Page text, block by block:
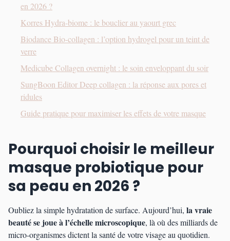
en 2026 ?
Korres Hydra-biome : le bouclier au yaourt grec
Biodance Bio-collagen : l’option hydrogel pour un teint de
verre
Medicube Collagen overnight : le soin enveloppant du soir
SungBoon Editor Deep collagen : la réponse aux pores et
ridules
Guide pratique pour maximiser les effets de votre masque
Pourquoi choisir le meilleur
masque probiotique pour
sa peau en 2026 ?
Oubliez la simple hydratation de surface. Aujourd’hui, la vraie
beauté se joue à l’échelle microscopique, là où des milliards de
micro-organismes dictent la santé de votre visage au quotidien.